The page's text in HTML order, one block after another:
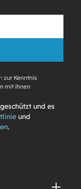
zur Kenntnis
mit ihnen
und es
und
.